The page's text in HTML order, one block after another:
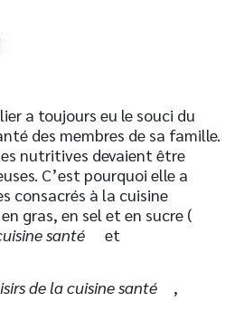
a toujours eu le souci du
des membres de sa famille.
nutritives devaient être
C’est pourquoi elle a
consacrés à la cuisine
gras, en sel et en sucre (
santé
et
de la cuisine santé
,